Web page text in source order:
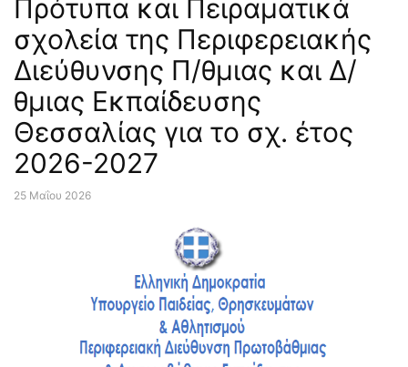
Πρότυπα και Πειραματικά
σχολεία της Περιφερειακής
Διεύθυνσης Π/θμιας και Δ/
θμιας Εκπαίδευσης
Θεσσαλίας για το σχ. έτος
2026-2027
25 Μαΐου 2026